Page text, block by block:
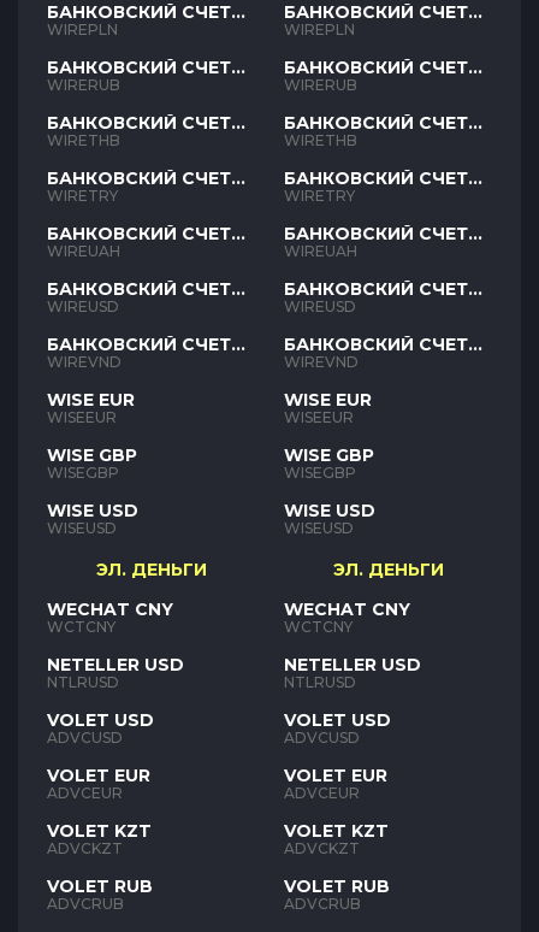
БАНКОВСКИЙ СЧЕТ
PLN
WIREPLN
БАНКОВСКИЙ СЧЕТ
RUB
WIRERUB
БАНКОВСКИЙ СЧЕТ
THB
WIRETHB
БАНКОВСКИЙ СЧЕТ
TRY
WIRETRY
БАНКОВСКИЙ СЧЕТ
UAH
WIREUAH
БАНКОВСКИЙ СЧЕТ
USD
WIREUSD
БАНКОВСКИЙ СЧЕТ
VND
WIREVND
WISE EUR
WISEEUR
WISE GBP
WISEGBP
WISE USD
WISEUSD
ЭЛ. ДЕНЬГИ
WECHAT CNY
WCTCNY
NETELLER USD
NTLRUSD
VOLET USD
ADVCUSD
VOLET EUR
ADVCEUR
VOLET KZT
ADVCKZT
VOLET RUB
ADVCRUB
БАНКОВСКИЙ СЧЕТ
PLN
WIREPLN
БАНКОВСКИЙ СЧЕТ
RUB
WIRERUB
БАНКОВСКИЙ СЧЕТ
THB
WIRETHB
БАНКОВСКИЙ СЧЕТ
TRY
WIRETRY
БАНКОВСКИЙ СЧЕТ
UAH
WIREUAH
БАНКОВСКИЙ СЧЕТ
USD
WIREUSD
БАНКОВСКИЙ СЧЕТ
VND
WIREVND
WISE EUR
WISEEUR
WISE GBP
WISEGBP
WISE USD
WISEUSD
ЭЛ. ДЕНЬГИ
WECHAT CNY
WCTCNY
NETELLER USD
NTLRUSD
VOLET USD
ADVCUSD
VOLET EUR
ADVCEUR
VOLET KZT
ADVCKZT
VOLET RUB
ADVCRUB